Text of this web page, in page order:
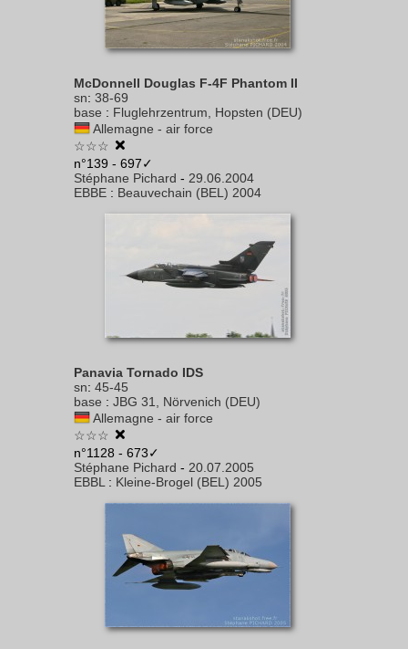
McDonnell Douglas F-4F Phantom II
sn: 38-69
base : Fluglehrzentrum, Hopsten (DEU)
Allemagne - air force
☆☆☆
n°139 - 697✓
Stéphane Pichard - 29.06.2004
EBBE : Beauvechain (BEL) 2004
Panavia Tornado IDS
sn: 45-45
base : JBG 31, Nörvenich (DEU)
Allemagne - air force
☆☆☆
n°1128 - 673✓
Stéphane Pichard - 20.07.2005
EBBL : Kleine-Brogel (BEL) 2005